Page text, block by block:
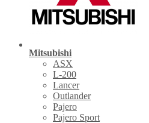
Mitsubishi
ASX
L-200
Lancer
Outlander
Pajero
Pajero Sport